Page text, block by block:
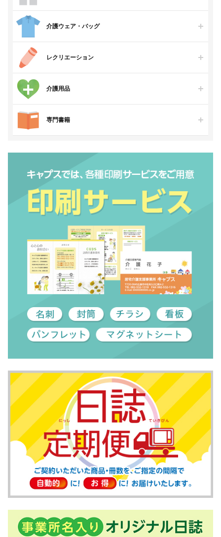
介護ウェア・バッグ
レクリエーション
介護用品
専門書籍